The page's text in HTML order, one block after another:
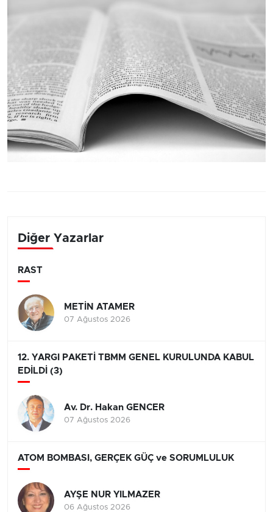
Diğer Yazarlar
RAST
METİN ATAMER
07 Ağustos 2026
12. YARGI PAKETİ TBMM GENEL KURULUNDA KABUL
EDİLDİ (3)
Av. Dr. Hakan GENCER
07 Ağustos 2026
ATOM BOMBASI, GERÇEK GÜÇ ve SORUMLULUK
AYŞE NUR YILMAZER
06 Ağustos 2026